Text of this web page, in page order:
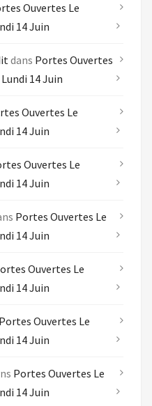
Ouvertes Le
14 Juin
dans Portes Ouvertes
14 Juin
Ouvertes Le
14 Juin
Ouvertes Le
14 Juin
Portes Ouvertes Le
14 Juin
Ouvertes Le
14 Juin
Portes Ouvertes Le
14 Juin
Portes Ouvertes Le
14 Juin